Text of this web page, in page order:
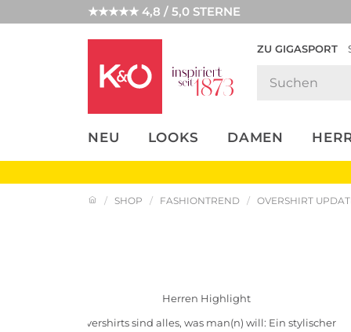
★★★★★ 4,8 / 5,0 STERNE
ZU GIGASPORT
NEU LOOKS DAMEN
UNSERE APP
CLICK &
SHOP FASHIONTREND OVERSHIRT
Herren Highlight
Overshirts sind alles, was man(n) will: Ein stylischer